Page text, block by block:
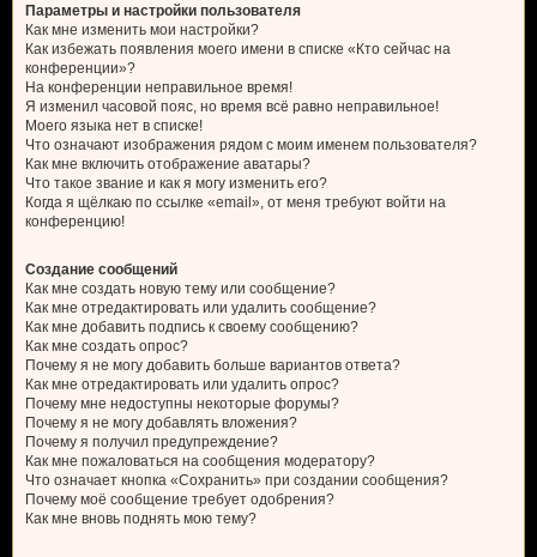
Параметры и настройки пользователя
Как мне изменить мои настройки?
Как избежать появления моего имени в списке «Кто сейчас на
конференции»?
На конференции неправильное время!
Я изменил часовой пояс, но время всё равно неправильное!
Моего языка нет в списке!
Что означают изображения рядом с моим именем пользователя?
Как мне включить отображение аватары?
Что такое звание и как я могу изменить его?
Когда я щёлкаю по ссылке «email», от меня требуют войти на
конференцию!
Создание сообщений
Как мне создать новую тему или сообщение?
Как мне отредактировать или удалить сообщение?
Как мне добавить подпись к своему сообщению?
Как мне создать опрос?
Почему я не могу добавить больше вариантов ответа?
Как мне отредактировать или удалить опрос?
Почему мне недоступны некоторые форумы?
Почему я не могу добавлять вложения?
Почему я получил предупреждение?
Как мне пожаловаться на сообщения модератору?
Что означает кнопка «Сохранить» при создании сообщения?
Почему моё сообщение требует одобрения?
Как мне вновь поднять мою тему?